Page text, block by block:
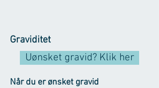
Graviditet
Uønsket gravid? Klik her
Når du er ønsket gravid